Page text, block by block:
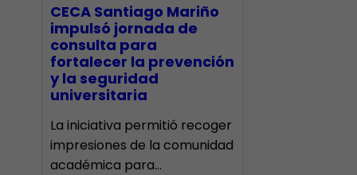
CECA Santiago Mariño
impulsó jornada de
consulta para
fortalecer la prevención
y la seguridad
universitaria
La iniciativa permitió recoger
impresiones de la comunidad
académica para…